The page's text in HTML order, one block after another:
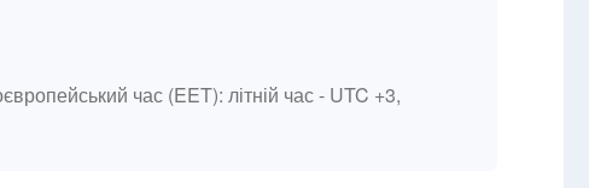
час (EET): літній час - UTC +3,